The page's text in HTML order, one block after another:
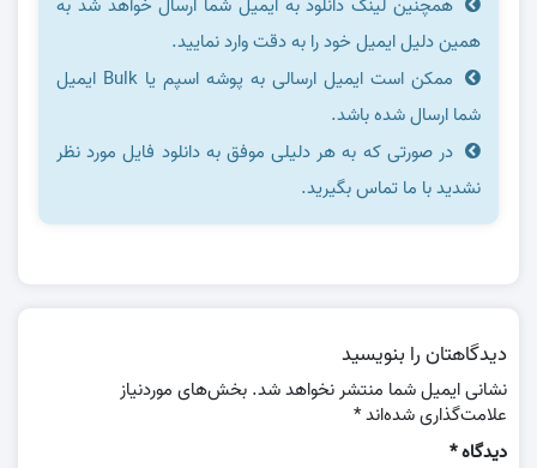
همچنین لینک دانلود به ایمیل شما ارسال خواهد شد به
همین دلیل ایمیل خود را به دقت وارد نمایید.
ممکن است ایمیل ارسالی به پوشه اسپم یا Bulk ایمیل
شما ارسال شده باشد.
در صورتی که به هر دلیلی موفق به دانلود فایل مورد نظر
نشدید با ما تماس بگیرید.
دیدگاهتان را بنویسید
نشانی ایمیل شما منتشر نخواهد شد. بخش‌های موردنیاز
علامت‌گذاری شده‌اند*
دیدگاه*